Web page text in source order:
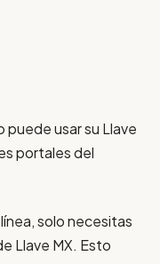
puede usar su Llave
portales del
solo necesitas
Llave MX. Esto